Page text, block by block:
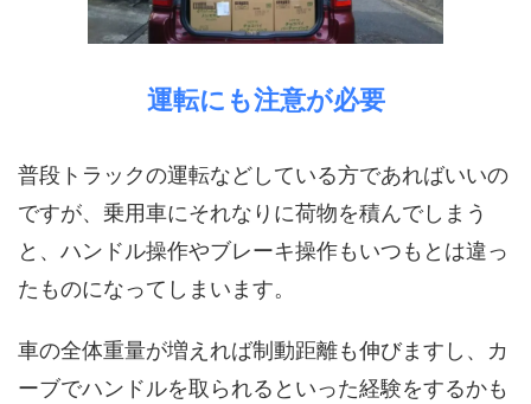
運転にも注意が必要
普段トラックの運転などしている方であればいいの
ですが、乗用車にそれなりに荷物を積んでしまう
と、ハンドル操作やブレーキ操作もいつもとは違っ
たものになってしまいます。
車の全体重量が増えれば制動距離も伸びますし、カ
ーブでハンドルを取られるといった経験をするかも